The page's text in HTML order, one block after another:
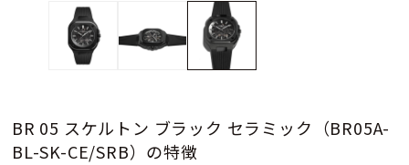
BR 05 スケルトン ブラック セラミック（BR05A-
BL-SK-CE/SRB）の特徴